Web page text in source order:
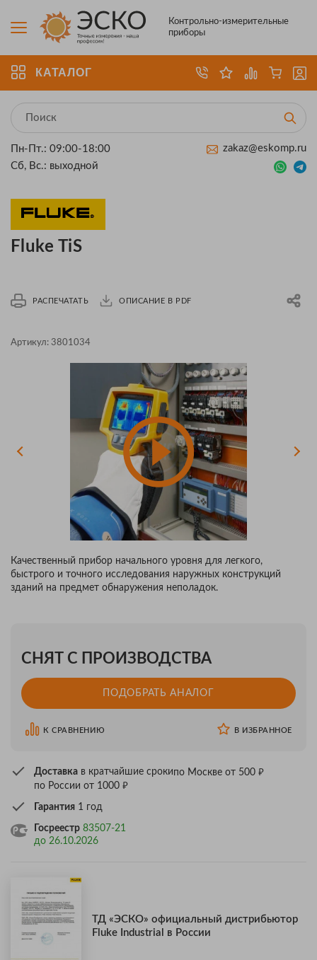
Контрольно-измерительные
приборы
КАТАЛОГ
Пн-Пт.: 09:00-18:00
Сб, Вс.: выходной
zakaz@eskomp.ru
Fluke TiS
РАСПЕЧАТАТЬ ОПИСАНИЕ В PDF
Артикул: 3801034
Качественный прибор начального уровня для легкого,
быстрого и точного исследования наружных конструкций
зданий на предмет обнаружения неполадок.
СНЯТ С ПРОИЗВОДСТВА
ПОДОБРАТЬ АНАЛОГ
К СРАВНЕНИЮ В ИЗБРАННОЕ
Доставка в кратчайшие срокипо Москве от 500 ₽
по России от 1000 ₽
Гарантия 1 год
Госреестр 83507-21
до 26.10.2026
ТД «ЭСКО» официальный дистрибьютор
Fluke Industrial в России